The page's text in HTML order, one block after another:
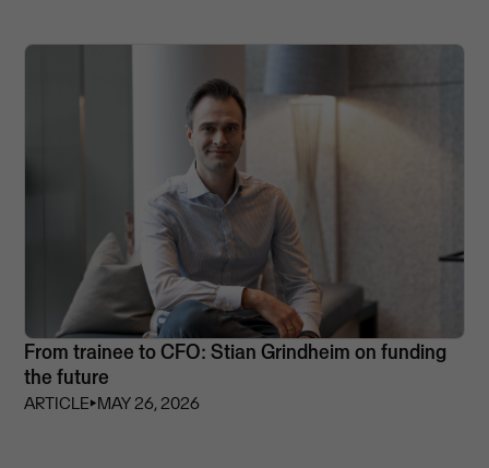
From trainee to CFO: Stian Grindheim on funding
the future
ARTICLE⏵MAY 26, 2026